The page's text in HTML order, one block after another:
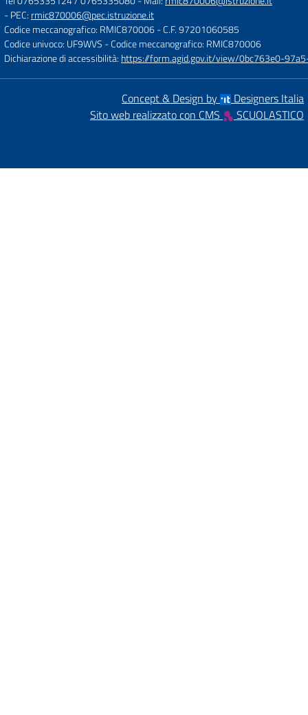
- PEC: rmic870006@pec.istruzione.it
Codice meccanografico: RMIC870006- C.F. 97201060585
Codice univoco: UF9WVS - Codice meccanografico: RMIC870006
Dichiarazione di accessibilità: https://form.agid.gov.it/view/0bc763e0-
Concept & Design by
Designers Italia
Sito web realizzato con CMS
SCUOLASTICO